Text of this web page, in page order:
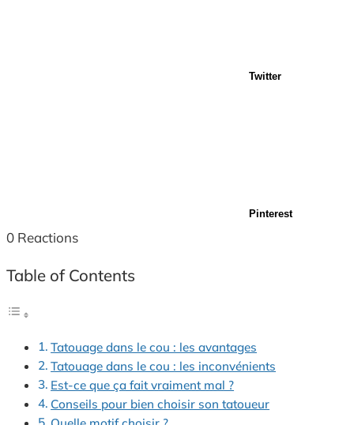
Twitter
Pinterest
0 Reactions
Table of Contents
Tatouage dans le cou : les avantages
Tatouage dans le cou : les inconvénients
Est-ce que ça fait vraiment mal ?
Conseils pour bien choisir son tatoueur